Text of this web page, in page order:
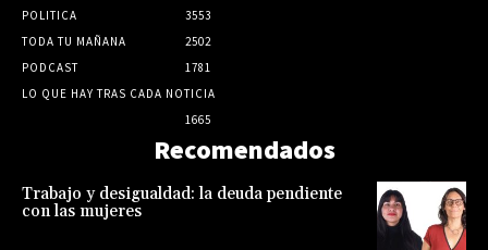
POLITICA
3553
TODA TU MAÑANA
2502
PODCAST
1781
LO QUE HAY TRAS CADA NOTICIA
1665
Recomendados
Trabajo y desigualdad: la deuda pendiente
con las mujeres